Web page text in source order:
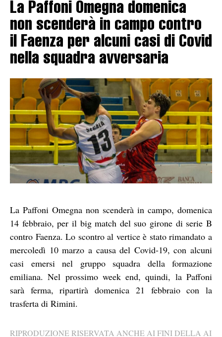
La Paffoni Omegna domenica
non scenderà in campo contro
il Faenza per alcuni casi di Covid
nella squadra avversaria
La Paffoni Omegna non scenderà in campo, domenica
14 febbraio, per il big match del suo girone di serie B
contro Faenza. Lo scontro al vertice è stato rimandato a
mercoledì 10 marzo a causa del Covid-19, con alcuni
casi emersi nel gruppo squadra della formazione
emiliana. Nel prossimo week end, quindi, la Paffoni
sarà ferma, ripartirà domenica 21 febbraio con la
trasferta di Rimini.
RIPRODUZIONE RISERVATA ANCHE AI FINI DELLA AI